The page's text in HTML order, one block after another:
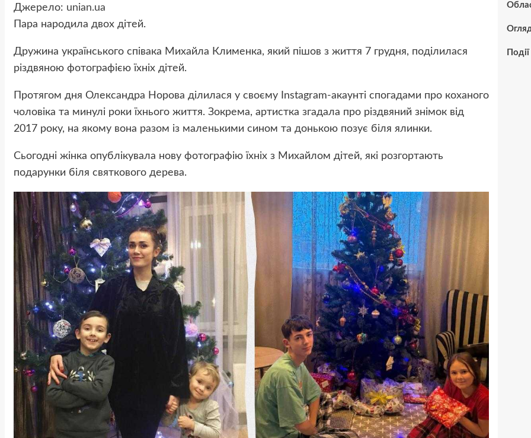
Джерело: unian.ua
Пара народила двох дітей.
Дружина українського співака Михайла Клименка, який пішов з життя 7 грудня, поділилася
різдвяною фотографією їхніх дітей.
Протягом дня Олександра Норова ділилася у своєму Instagram-акаунті спогадами про коханого
чоловіка та минулі роки їхнього життя. Зокрема, артистка згадала про різдвяний знімок від
2017 року, на якому вона разом із маленькими сином та донькою позує біля ялинки.
Сьогодні жінка опублікувала нову фотографію їхніх з Михайлом дітей, які розгортають
подарунки біля святкового дерева.
Події